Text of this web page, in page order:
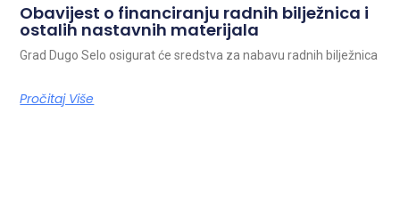
Obavijest o financiranju radnih bilježnica i
ostalih nastavnih materijala
Grad Dugo Selo osigurat će sredstva za nabavu radnih bilježnica
Pročitaj Više